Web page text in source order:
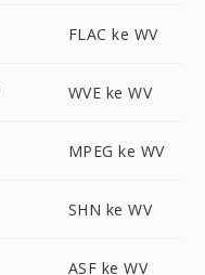
FLAC ke WV
WVE ke WV
MPEG ke WV
SHN ke WV
ASF ke WV